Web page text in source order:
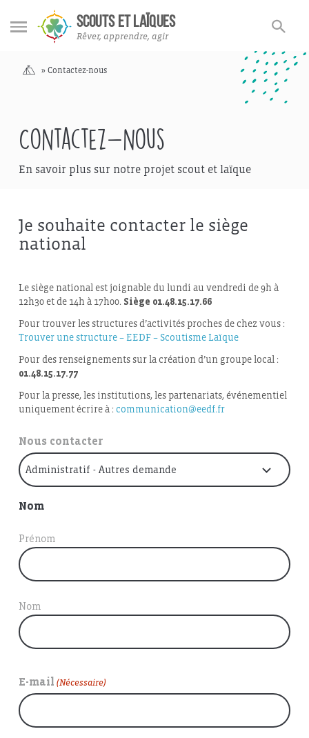
SCOUTS ET LAÏQUES
Rêver, apprendre, agir
Rechercher
sur
Accueil
» Contactez-nous
Contactez-nous
En savoir plus sur notre projet scout et laïque
Je souhaite contacter le siège
national
Le siège national est joignable du lundi au vendredi de 9h à
12h30 et de 14h à 17h00. Siège 01.48.15.17.66
Pour trouver les structures d’activités proches de chez vous :
Trouver une structure – EEDF – Scoutisme Laïque
Pour des renseignements sur la création d’un groupe local :
01.48.15.17.77
Pour la presse, les institutions, les partenariats, événementiel
uniquement écrire à : communication@eedf.fr
Nous contacter
Nom
Prénom
Nom
E-mail (Nécessaire)